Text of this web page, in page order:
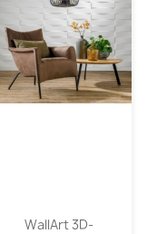
WallArt 3D-